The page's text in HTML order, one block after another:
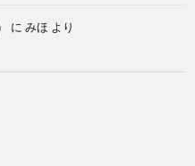
に みほ より